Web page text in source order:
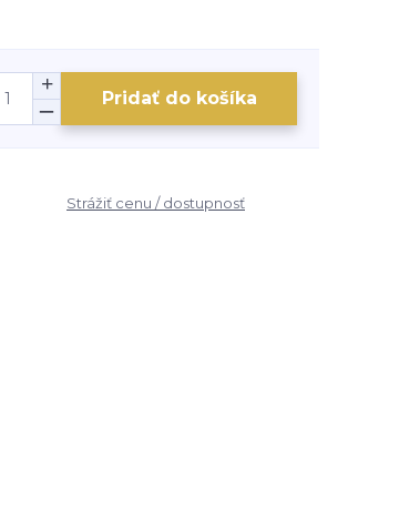
Pridať do košíka
Strážiť cenu / dostupnosť